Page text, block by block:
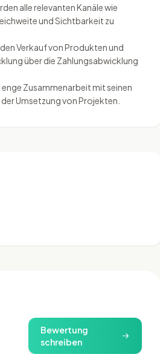
alle relevanten Kanäle wie
und Sichtbarkeit zu
Verkauf von Produkten und
über die Zahlungsabwicklung
Zusammenarbeit mit seinen
Umsetzung von Projekten.
Bewertung
schreiben